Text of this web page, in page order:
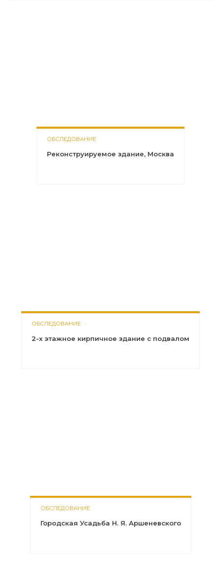
ОБСЛЕДОВАНИЕ
Реконструируемое здание, Москва
ОБСЛЕДОВАНИЕ
2-х этажное кирпичное здание с подвалом
ОБСЛЕДОВАНИЕ
Городская Усадьба Н. Я. Аршеневского